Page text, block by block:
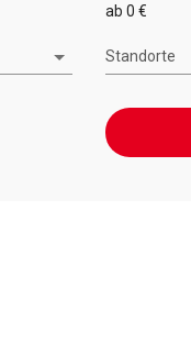
ab 0 €
Standorte